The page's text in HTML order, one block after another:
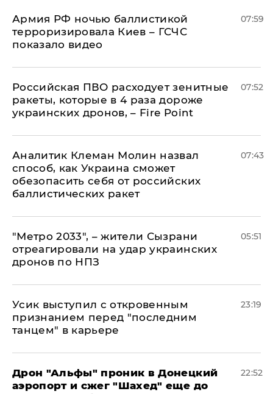
Армия РФ ночью баллистикой
терроризировала Киев – ГСЧС
показало видео
07:59
Российская ПВО расходует зенитные
ракеты, которые в 4 раза дороже
украинских дронов, – Fire Point
07:52
Аналитик Клеман Молин назвал
способ, как Украина сможет
обезопасить себя от российских
баллистических ракет
07:43
"Метро 2033", – жители Сызрани
отреагировали на удар украинских
дронов по НПЗ
05:51
Усик выступил с откровенным
признанием перед "последним
танцем" в карьере
23:19
Дрон "Альфы" проник в Донецкий
аэропорт и сжег "Шахед" еще до
22:52